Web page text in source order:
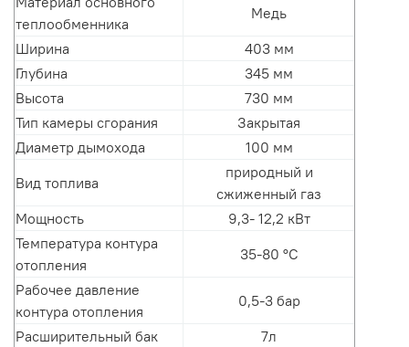
теплообменника
Медь
Ширина
403 мм
Глубина
345 мм
Высота
730 мм
Тип камеры сгорания
Закрытая
Диаметр дымохода
100 мм
Вид топлива
природный и
сжиженный газ
Мощность
9,3- 12,2 кВт
Температура контура
отопления
35-80 °С
Рабочее давление
контура отопления
0,5-3 бар
Расширительный бак
7л